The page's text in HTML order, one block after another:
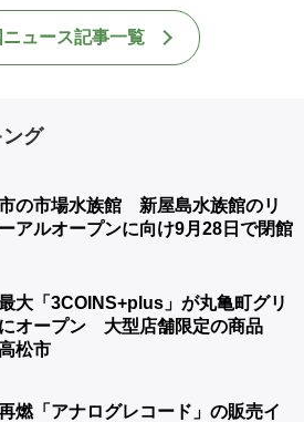
ュース記事一覧
グ
の市場水族館 新屋島水族館のリ
アルオープンに向け9月28日で閉館
大「3COINS+plus」が丸亀町グリ
オープン 大型店舗限定の商品
松市
燃「アナログレコード」の販売イ